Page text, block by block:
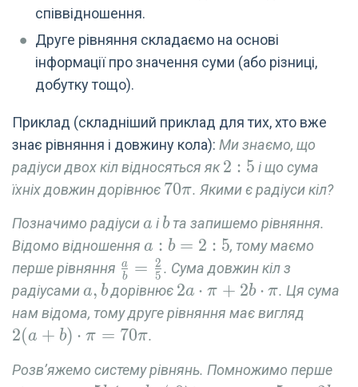
співвідношення.
Друге рівняння складаємо на основі
інформації про значення суми (або різниці,
добутку тощо).
Приклад (складніший приклад для тих, хто вже
знає рівняння і довжину кола): Ми знаємо, що
радіуси двох кіл відносяться як2
:
2 : 5 і що сума
їхніх довжин дорівнює 70
70π. Якими є радіуси кіл?
Позначимо радіусиa
a і b
bта запишемо рівняння.
Відомо відношення a
:
b
=
2
5
a : b = 2 : 5, тому маємо
перше рівняння \frac{a}
{b}=\frac{2}
{5}
b
a = 5
2 . Сума довжин кіл з
радіусамиa,b
a, bдорівнює 2a\cdot
\pi +
2a ⋅ π + 2b ⋅ π. Ця сума
нам відома, тому друге рівняння має вигляд
2(a + b) ⋅ π = 70π.
Розв’яжемо систему рівнянь. Помножимо перше